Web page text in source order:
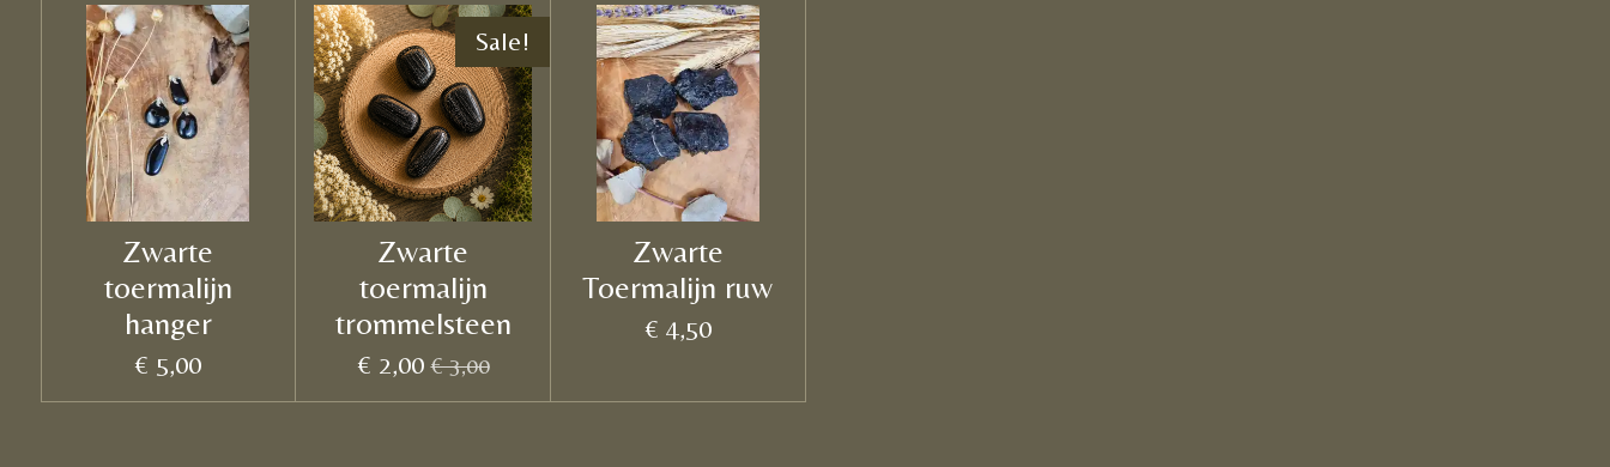
Zwarte
toermalijn
hanger
€ 5,00
Sale!
Zwarte
toermalijn
trommelsteen
€ 2,00 € 3,00
Zwarte
Toermalijn ruw
€ 4,50